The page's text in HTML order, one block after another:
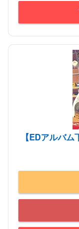
【EDアルバ